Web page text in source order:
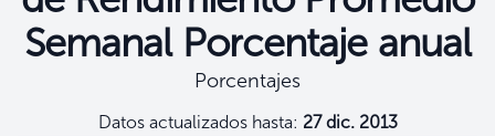
Semanal Porcentaje anual
Porcentajes
Datos actualizados hasta: 27 dic. 2013